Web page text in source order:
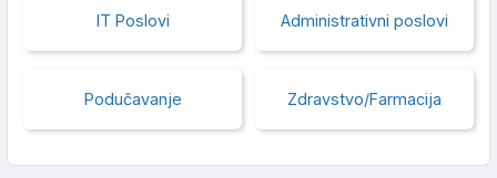
IT Poslovi Administrativni poslovi
Podučavanje Zdravstvo/Farmacija